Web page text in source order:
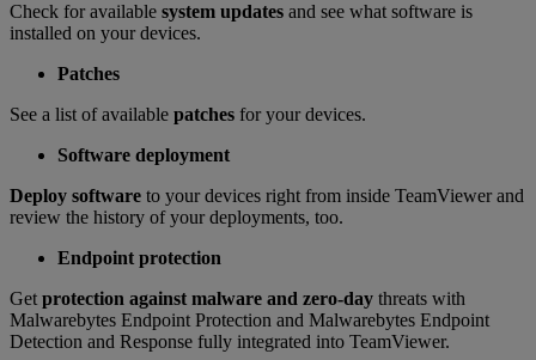
Check for available system updates and see what software is
installed on your devices.
Patches
See a list of available patches for your devices.
Software deployment
Deploy software to your devices right from inside TeamViewer and
review the history of your deployments, too.
Endpoint protection
Get protection against malware and zero-day threats with
Malwarebytes Endpoint Protection and Malwarebytes Endpoint
Detection and Response fully integrated into TeamViewer.